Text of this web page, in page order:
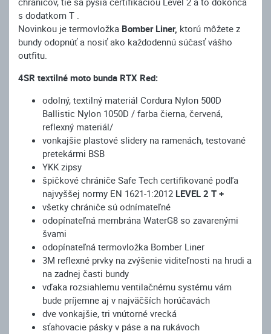
s dodatkom T .
Novinkou je termovložka Bomber Liner, ktorú môžete z
bundy odopnúť a nosiť ako každodennú súčasť vášho
outfitu.
4SR textilné moto bunda RTX Red:
odolný, textilný materiál Cordura Nylon 500D
Ballistic Nylon 1050D / farba čierna, červená,
reflexný materiál/
vonkajšie plastové slidery na ramenách, testované
pretekármi BSB
YKK zipsy
špičkové chrániče Safe Tech certifikované podľa
najvyššej normy EN 1621-1:2012 LEVEL 2 T +
všetky chrániče sú odnímateľné
odopínateľná membrána WaterG8 so zavarenými
švami
odopínateľná termovložka Bomber Liner
3M reflexné prvky na zvýšenie viditeľnosti na hrudi a
na zadnej časti bundy
vďaka rozsiahlemu ventilačnému systému vám
bude príjemne aj v najväčších horúčavách
dve vonkajšie, tri vnútorné vrecká
sťahovacie pásky v páse a na rukávoch